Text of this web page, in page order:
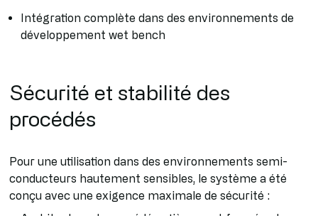
Intégration complète dans des environnements de
développement wet bench
Sécurité et stabilité des
procédés
Pour une utilisation dans des environnements semi-
conducteurs hautement sensibles, le système a été
conçu avec une exigence maximale de sécurité :